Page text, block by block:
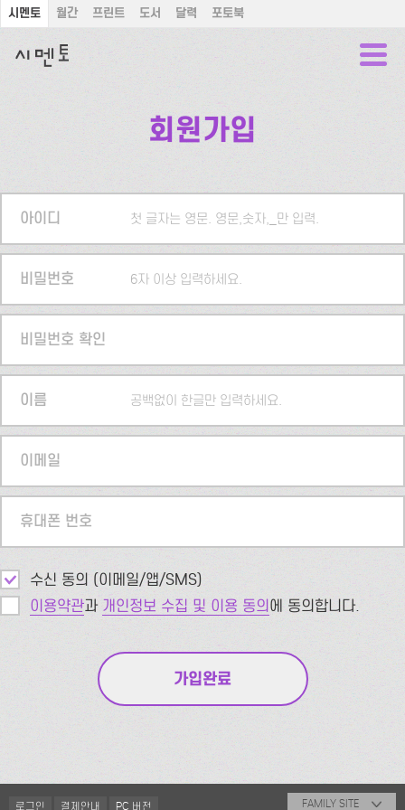
시멘토 월간 프린트 도서 달력 포토북
회원가입
아이디 첫 글자는 영문. 영문,숫자,_만 입력.
비밀번호 6자 이상 입력하세요.
비밀번호 확인
이름 공백없이 한글만 입력하세요.
이메일
휴대폰 번호
수신 동의 (이메일/앱/SMS)
이용약관과 개인정보 수집 및 이용 동의에 동의합니다.
로그인 결제안내 PC 버전 FAMILY SITE